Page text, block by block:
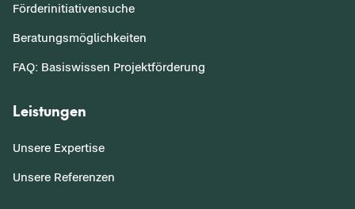
Förderinitiativensuche
Beratungsmöglichkeiten
FAQ: Basiswissen Projektförderung
Leistungen
Unsere Expertise
Unsere Referenzen